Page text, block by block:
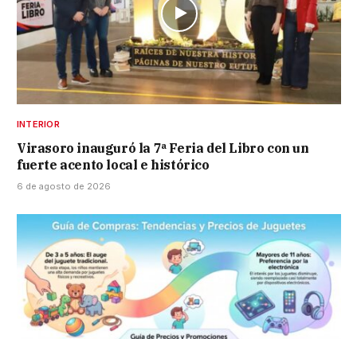
INTERIOR
Virasoro inauguró la 7ª Feria del Libro con un
fuerte acento local e histórico
6 de agosto de 2026